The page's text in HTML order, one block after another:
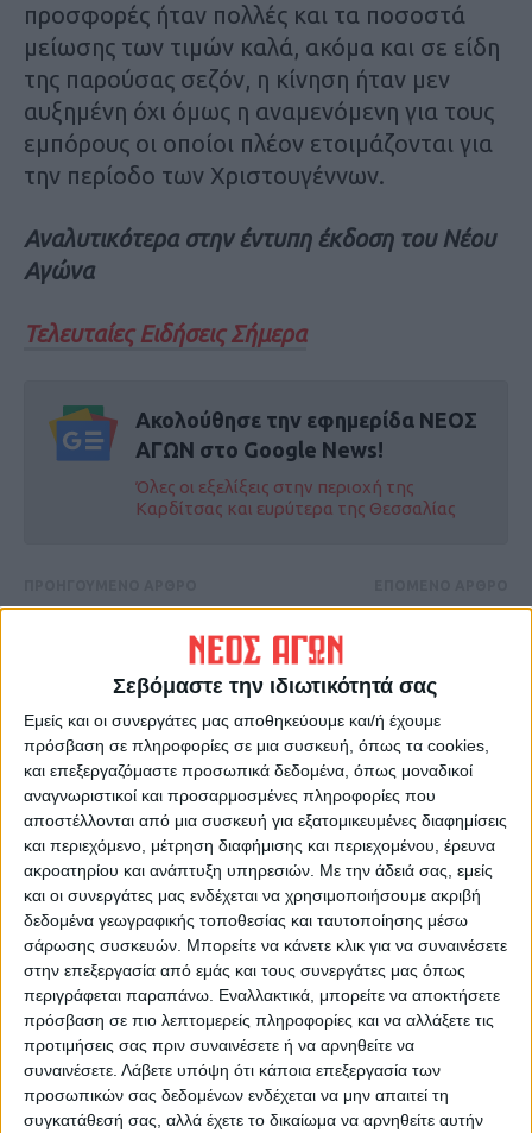
Σεβόμαστε την ιδιωτικότητά σας
Εμείς και οι συνεργάτες μας αποθηκεύουμε και/ή έχουμε
πρόσβαση σε πληροφορίες σε μια συσκευή, όπως τα cookies,
και επεξεργαζόμαστε προσωπικά δεδομένα, όπως μοναδικοί
αναγνωριστικοί και προσαρμοσμένες πληροφορίες που
αποστέλλονται από μια συσκευή για εξατομικευμένες διαφημίσεις
και περιεχόμενο, μέτρηση διαφήμισης και περιεχομένου, έρευνα
ακροατηρίου και ανάπτυξη υπηρεσιών. Με την άδειά σας, εμείς
και οι συνεργάτες μας ενδέχεται να χρησιμοποιήσουμε ακριβή
δεδομένα γεωγραφικής τοποθεσίας και ταυτοποίησης μέσω
σάρωσης συσκευών. Μπορείτε να κάνετε κλικ για να συναινέσετε
στην επεξεργασία από εμάς και τους συνεργάτες μας όπως
περιγράφεται παραπάνω. Εναλλακτικά, μπορείτε να αποκτήσετε
πρόσβαση σε πιο λεπτομερείς πληροφορίες και να αλλάξετε τις
προτιμήσεις σας πριν συναινέσετε ή να αρνηθείτε να
συναινέσετε. Λάβετε υπόψη ότι κάποια επεξεργασία των
προσωπικών σας δεδομένων ενδέχεται να μην απαιτεί τη
συγκατάθεσή σας, αλλά έχετε το δικαίωμα να αρνηθείτε αυτήν
προσφορές ήταν πολλές και τα ποσοστά
μείωσης των τιμών καλά, ακόμα και σε είδη
της παρούσας σεζόν, η κίνηση ήταν μεν
αυξημένη όχι όμως η αναμενόμενη για τους
εμπόρους οι οποίοι πλέον ετοιμάζονται για
την περίοδο των Χριστουγέννων.
Αναλυτικότερα στην έντυπη έκδοση του Νέου
Αγώνα
Τελευταίες Ειδήσεις Σήμερα
Ακολούθησε την εφημερίδα ΝΕΟΣ
ΑΓΩΝ στο Google News!
Όλες οι εξελίξεις στην περιοχή της
Καρδίτσας και ευρύτερα της Θεσσαλίας
ορεινά της Καρδίτσας
τιμές σε βαμβάκι και νέα
ΚΑΠ, αγροτική σύσκεψη την
ΝΕΟΣ ΑΓΩΝ
https://neosagon.gr
Η Αρχαιότερη Καθημερινή Πρωινή Εφημερίδα της Καρδίτσας